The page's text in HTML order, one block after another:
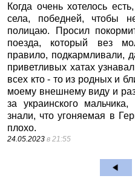
Когда очень хотелось
села, победней, чтобы
полицаю. Просил
поезда, который вез
правило, подкармливали,
приветливых хатах
всех кто - то из родных и
моему внешнему виду и
за украинского
знали, что угоняемая в
плохо.
24.05.2023 в 21:55